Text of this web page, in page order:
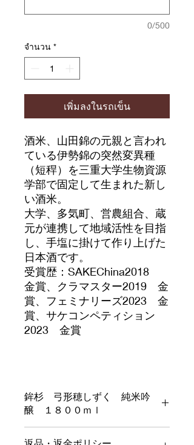
0/500
จำนวน *
เพิ่มลงในรถเข็น
酒米、山田錦の元親と言われ
ている伊勢錦の突然変異種
（短稈）を三重大学生物資源
学部で固定して生まれた新し
い酒米。
大学、多気町、営農組合、蔵
元が連携して地域活性を目指
し、手塩に掛けて作り上げた
日本酒です。
受賞歴：SAKEChina2018
金賞、クラマスター2019 金
賞、フェミナリーズ2023 金
賞、サケコンペティション
2023 金賞
鉾杉 弓形穂しずく 純米吟
醸 １８００ｍｌ